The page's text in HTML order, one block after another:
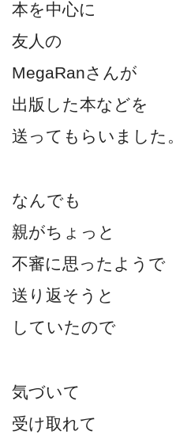
本を中心に
友人の
MegaRanさんが
出版した本などを
送ってもらいました。
なんでも
親がちょっと
不審に思ったようで
送り返そうと
していたので
気づいて
受け取れて